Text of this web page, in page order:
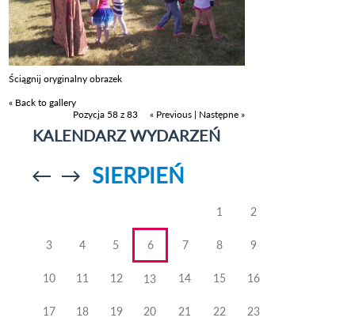
Ściągnij oryginalny obrazek
« Back to gallery
Pozycja 58 z 83
« Previous | Następne »
KALENDARZ WYDARZEŃ
Przejdź doPrzejdź do
SIERPIEŃ
1 2
3 4 5 6 7 8 9
10 11 12 13 14 15 16
17 18 19 20 21 22 23